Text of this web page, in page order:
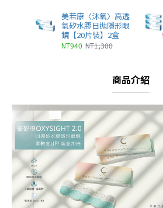
美若康〈沐氧〉高透
氧矽水膠日拋隱形眼
鏡【20片裝】2盒
NT940 NT1,300
商品介紹